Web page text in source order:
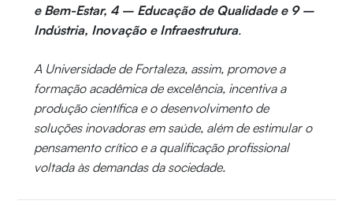
e Bem-Estar, 4 – Educação de Qualidade e 9 –
Indústria, Inovação e Infraestrutura.
A Universidade de Fortaleza, assim, promove a
formação acadêmica de excelência, incentiva a
produção científica e o desenvolvimento de
soluções inovadoras em saúde, além de estimular o
pensamento crítico e a qualificação profissional
voltada às demandas da sociedade.